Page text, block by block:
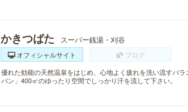
かきつばた スーパー銭湯・刈谷
オフィシャルサイト
ブログ
優れた効能の天然温泉をはじめ、心地よく疲れを洗い流すバ
バン」400㎡のゆったり空間でしっかり汗を流して下さい。